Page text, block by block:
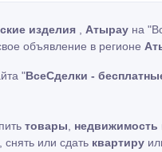
изделия , Атырау на
объявление в регионе
"ВсеСделки -
товары, недвижимость
, снять или сдать квартиру